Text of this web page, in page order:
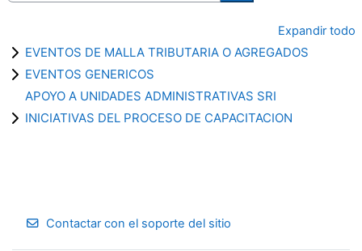
Buscar cursos
Expandir todo
EVENTOS DE MALLA TRIBUTARIA O AGREGADOS
EVENTOS GENERICOS
APOYO A UNIDADES ADMINISTRATIVAS SRI
INICIATIVAS DEL PROCESO DE CAPACITACION
Contactar con el soporte del sitio